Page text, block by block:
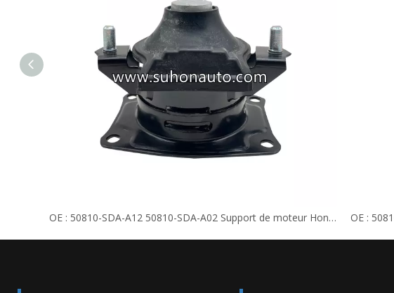
OE : 50810-SDA-A12 50810-SDA-A02 Support de moteur Honda